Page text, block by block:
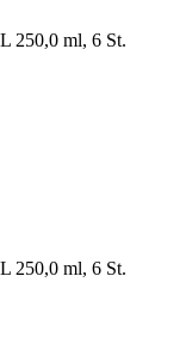
250,0 ml, 6 St.
250,0 ml, 6 St.